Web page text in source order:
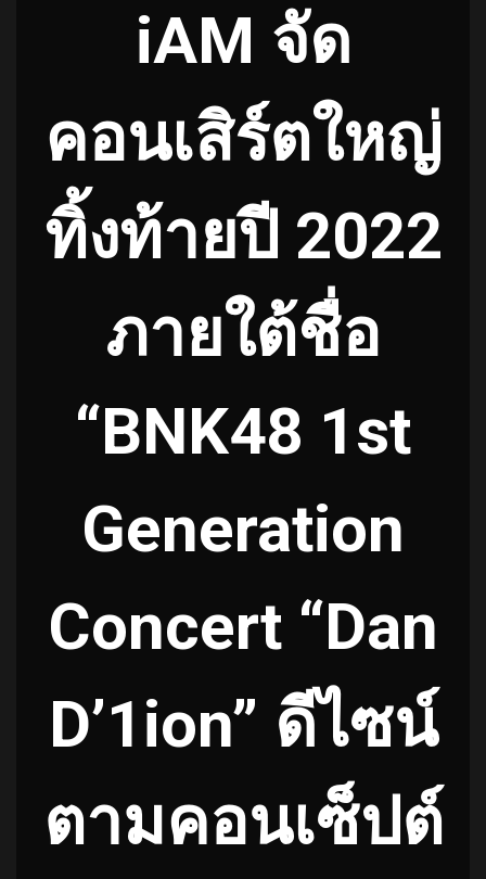
iAM จัด
คอนเสิร์ตใหญ่
ทิ้งท้ายปี 2022
ภายใต้ชื่อ
“BNK48 1st
Generation
Concert “Dan
D’1ion” ดีไซน์
ตามคอนเซ็ปต์